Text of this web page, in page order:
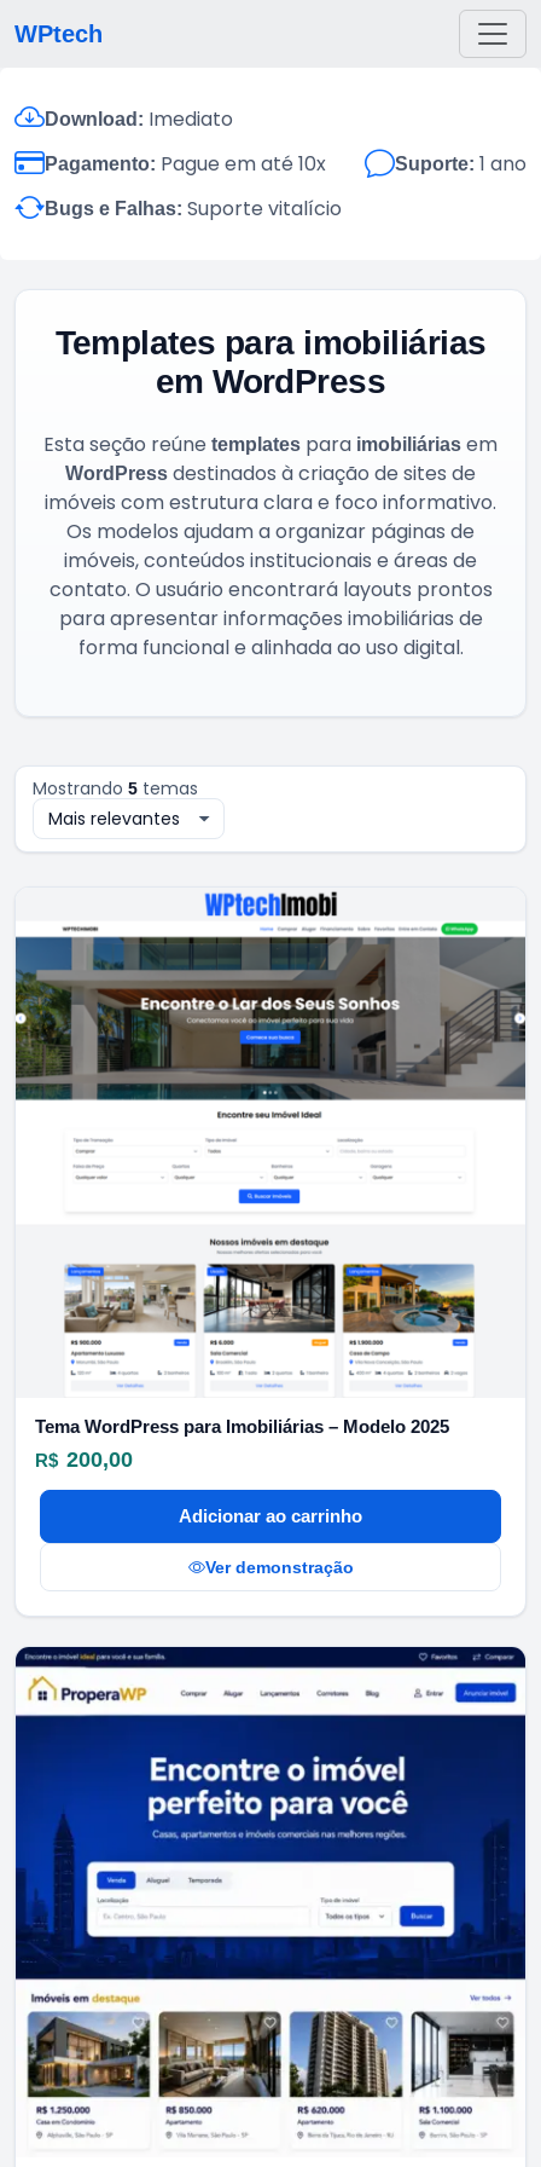
WPtech
Download: Imediato
Pagamento: Pague em até 10x Suporte: 1 ano
Bugs e Falhas: Suporte vitalício
Templates para imobiliárias
em WordPress
Esta seção reúne templates para imobiliárias em
WordPress destinados à criação de sites de
imóveis com estrutura clara e foco informativo.
Os modelos ajudam a organizar páginas de
imóveis, conteúdos institucionais e áreas de
contato. O usuário encontrará layouts prontos
para apresentar informações imobiliárias de
forma funcional e alinhada ao uso digital.
Mostrando 5 temas
Tema WordPress para Imobiliárias – Modelo 2025
R$ 200,00
Adicionar ao carrinho
Ver demonstração